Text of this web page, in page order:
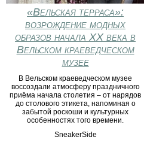
«Вельская терраса»:
возрождение модных
образов начала XX века в
Вельском краеведческом
музее
В Вельском краеведческом музее
воссоздали атмосферу праздничного
приёма начала столетия – от нарядов
до столового этикета, напоминая о
забытой роскоши и культурных
особенностях того времени.
SneakerSide